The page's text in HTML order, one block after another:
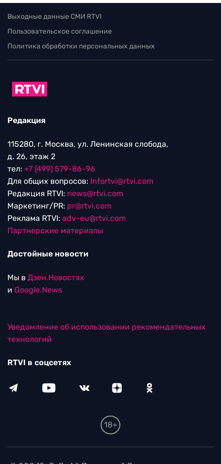
Выходные данные СМИ RTVI
Пользовательское соглашение
Политика обработки персональных данных
Редакция
115280, г. Москва, ул. Ленинская слобода,
д. 26, этаж 2
тел: +7 (499) 579-86-96
Для общих вопросов: Infortvi@rtvi.com
Редакция RTVI: news@rtvi.com
Маркетинг/PR: pr@rtvi.com
Реклама RTVI: adv-eu@rtvi.com
Партнерские материалы
Достойные новости
Мы в Дзен.Новостях
и Google.News
Уведомление об использовании рекомендательных
технологий
RTVI в соцсетях
18+